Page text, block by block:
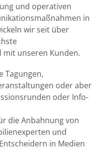
und operativen
in
wir seit über
unseren Kunden.
Tagungen,
oder aber
oder Info-
die Anbahnung von
und
in Medien